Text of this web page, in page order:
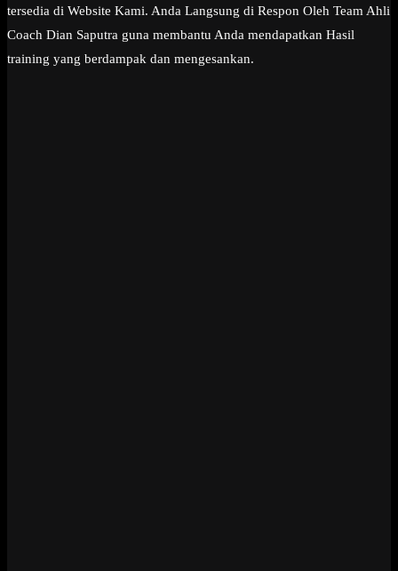
tersedia di Website Kami. Anda Langsung di Respon Oleh Team Ahli
Coach Dian Saputra guna membantu Anda mendapatkan Hasil
training yang berdampak dan mengesankan.